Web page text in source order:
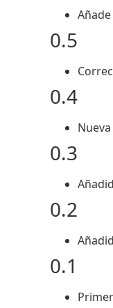
0.5
0.4
0.3
0.2
0.1